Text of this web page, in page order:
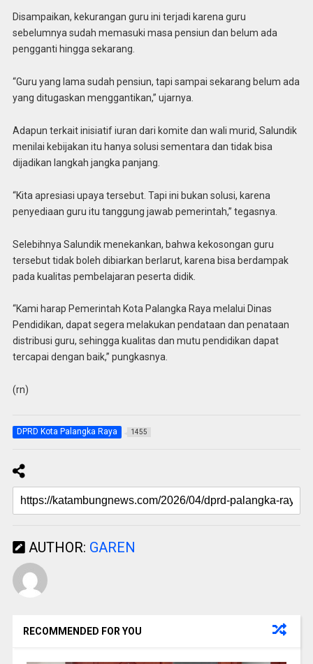
Disampaikan, kekurangan guru ini terjadi karena guru
sebelumnya sudah memasuki masa pensiun dan belum ada
pengganti hingga sekarang.
“Guru yang lama sudah pensiun, tapi sampai sekarang belum ada
yang ditugaskan menggantikan,” ujarnya.
Adapun terkait inisiatif iuran dari komite dan wali murid, Salundik
menilai kebijakan itu hanya solusi sementara dan tidak bisa
dijadikan langkah jangka panjang.
“Kita apresiasi upaya tersebut. Tapi ini bukan solusi, karena
penyediaan guru itu tanggung jawab pemerintah,” tegasnya.
Selebihnya Salundik menekankan, bahwa kekosongan guru
tersebut tidak boleh dibiarkan berlarut, karena bisa berdampak
pada kualitas pembelajaran peserta didik.
“Kami harap Pemerintah Kota Palangka Raya melalui Dinas
Pendidikan, dapat segera melakukan pendataan dan penataan
distribusi guru, sehingga kualitas dan mutu pendidikan dapat
tercapai dengan baik,” pungkasnya.
(rn)
DPRD Kota Palangka Raya 1455
AUTHOR: GAREN
RECOMMENDED FOR YOU